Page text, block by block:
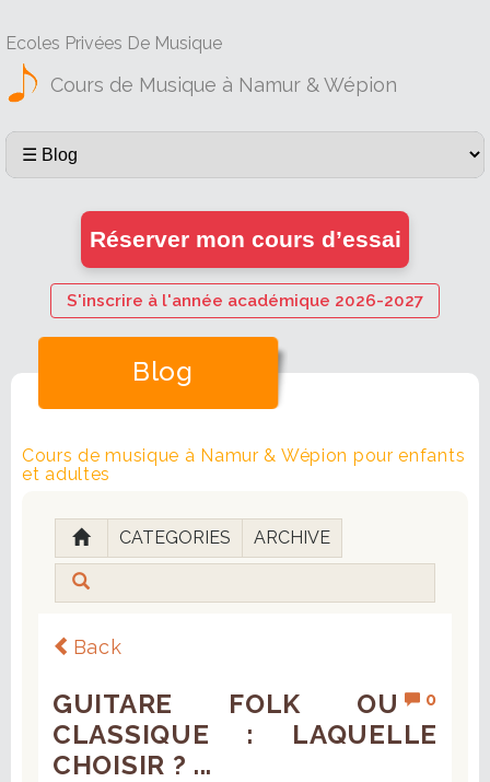
Ecoles Privées De Musique
Cours de Musique à Namur & Wépion
Réserver mon cours d’essai
S'inscrire à l'année académique 2026-2027
Blog
Cours de musique à Namur & Wépion pour enfants
et adultes
CATEGORIES ARCHIVE
Back
0
GUITARE FOLK OU
CLASSIQUE : LAQUELLE
CHOISIR ? ...